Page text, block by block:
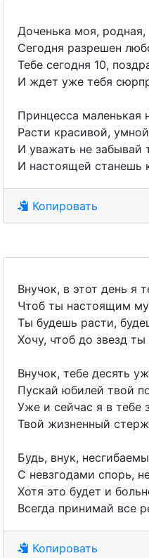
Доченька моя, родная,
Сегодня разрешен
Тебе сегодня 10,
И ждет уже тебя
Принцесса маленькая
Расти красивой,
И уважать не забывай
И настоящей станешь
Копировать
Внучок, в этот день я
Чтоб ты настоящим
Ты будешь расти,
Хочу, чтоб до звезд
Внучок, тебе десять
Пускай юбилей твой
Уже и сейчас я в тебе
Твой жизненный
Будь, внук,
С невзгодами спорь,
Хотя это будет и
Всегда принимай все
Копировать